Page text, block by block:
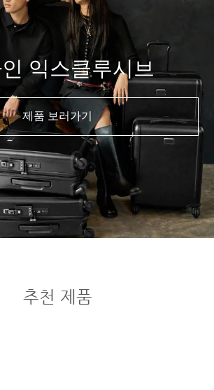
익스클루시브
제품 보러가기
추천 제품